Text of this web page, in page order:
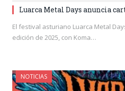
Luarca Metal Days anuncia
El festival asturiano Luarca Metal
edición de 2025, con Koma…
NOTICIAS